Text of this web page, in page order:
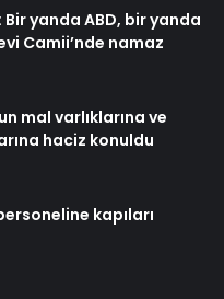
yanda ABD, bir yanda
Camii’nde namaz
mal varlıklarına ve
haciz konuldu
kapıları